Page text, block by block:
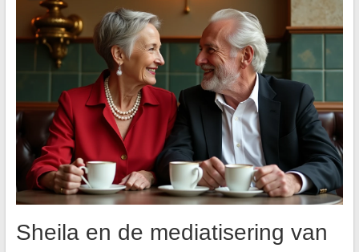
Sheila en de mediatisering van